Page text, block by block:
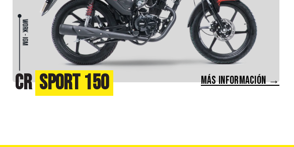
CR Sport 150 MÁS INFORMACIÓN →